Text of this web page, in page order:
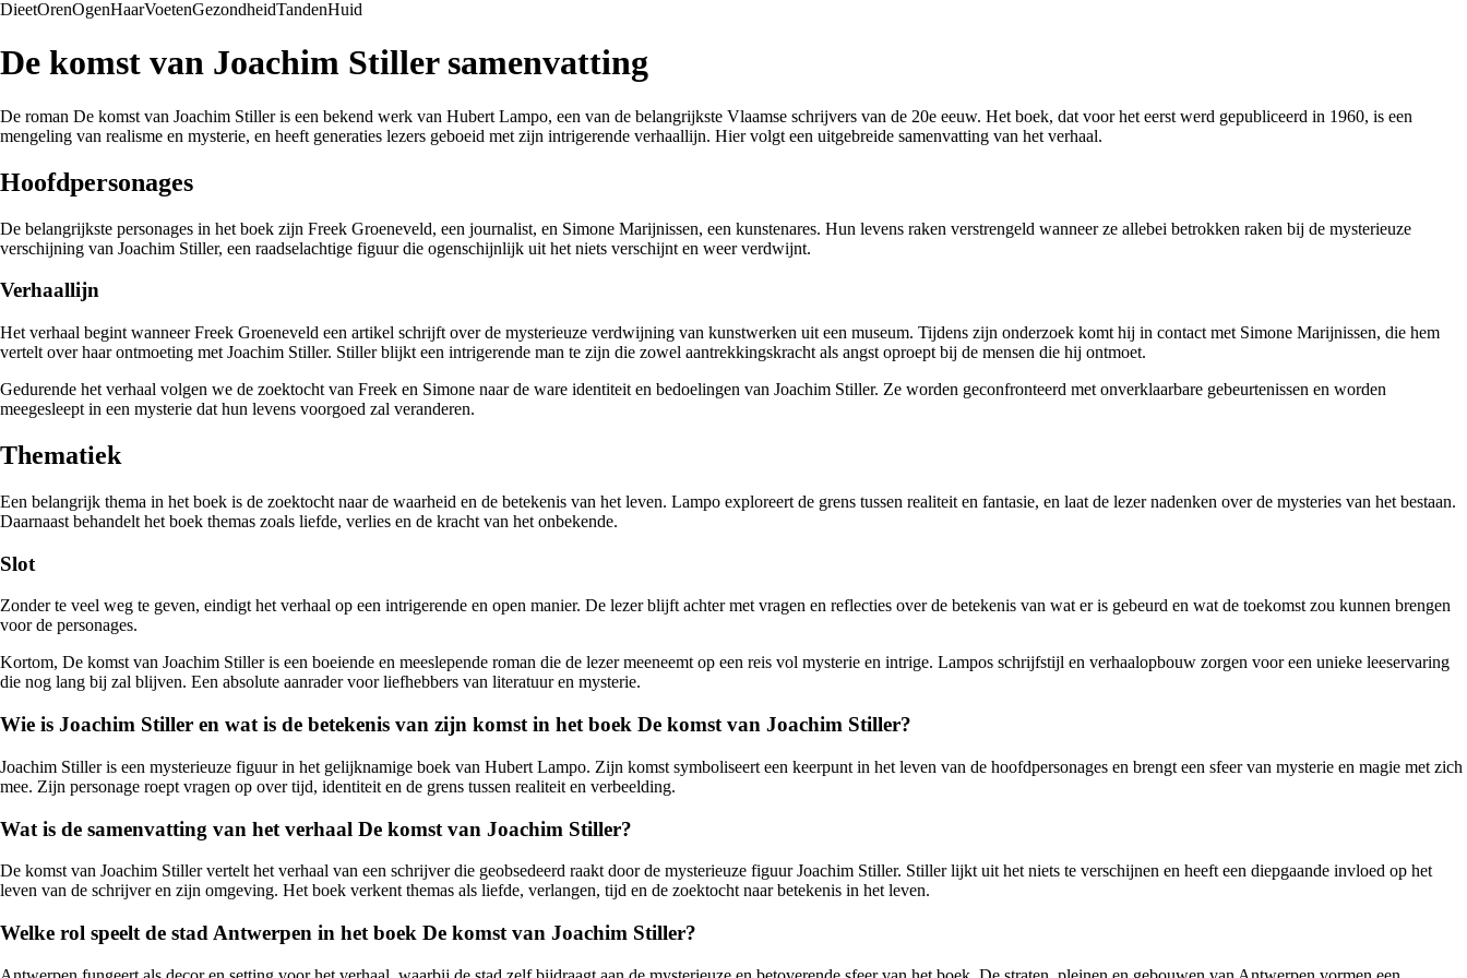
DieetOrenOgenHaarVoetenGezondheidTandenHuid
De komst van Joachim Stiller samenvatting
De roman De komst van Joachim Stiller is een bekend werk van Hubert Lampo, een van de belangrijkste Vlaamse schrijvers van de 20e eeuw. Het boek, dat voor het eerst werd gepubliceerd in 1960, is een
mengeling van realisme en mysterie, en heeft generaties lezers geboeid met zijn intrigerende verhaallijn. Hier volgt een uitgebreide samenvatting van het verhaal.
Hoofdpersonages
De belangrijkste personages in het boek zijn Freek Groeneveld, een journalist, en Simone Marijnissen, een kunstenares. Hun levens raken verstrengeld wanneer ze allebei betrokken raken bij de mysterieuze
verschijning van Joachim Stiller, een raadselachtige figuur die ogenschijnlijk uit het niets verschijnt en weer verdwijnt.
Verhaallijn
Het verhaal begint wanneer Freek Groeneveld een artikel schrijft over de mysterieuze verdwijning van kunstwerken uit een museum. Tijdens zijn onderzoek komt hij in contact met Simone Marijnissen, die hem
vertelt over haar ontmoeting met Joachim Stiller. Stiller blijkt een intrigerende man te zijn die zowel aantrekkingskracht als angst oproept bij de mensen die hij ontmoet.
Gedurende het verhaal volgen we de zoektocht van Freek en Simone naar de ware identiteit en bedoelingen van Joachim Stiller. Ze worden geconfronteerd met onverklaarbare gebeurtenissen en worden
meegesleept in een mysterie dat hun levens voorgoed zal veranderen.
Thematiek
Een belangrijk thema in het boek is de zoektocht naar de waarheid en de betekenis van het leven. Lampo exploreert de grens tussen realiteit en fantasie, en laat de lezer nadenken over de mysteries van het bestaan.
Daarnaast behandelt het boek themas zoals liefde, verlies en de kracht van het onbekende.
Slot
Zonder te veel weg te geven, eindigt het verhaal op een intrigerende en open manier. De lezer blijft achter met vragen en reflecties over de betekenis van wat er is gebeurd en wat de toekomst zou kunnen brengen
voor de personages.
Kortom, De komst van Joachim Stiller is een boeiende en meeslepende roman die de lezer meeneemt op een reis vol mysterie en intrige. Lampos schrijfstijl en verhaalopbouw zorgen voor een unieke leeservaring
die nog lang bij zal blijven. Een absolute aanrader voor liefhebbers van literatuur en mysterie.
Wie is Joachim Stiller en wat is de betekenis van zijn komst in het boek De komst van Joachim Stiller?
Joachim Stiller is een mysterieuze figuur in het gelijknamige boek van Hubert Lampo. Zijn komst symboliseert een keerpunt in het leven van de hoofdpersonages en brengt een sfeer van mysterie en magie met zich
mee. Zijn personage roept vragen op over tijd, identiteit en de grens tussen realiteit en verbeelding.
Wat is de samenvatting van het verhaal De komst van Joachim Stiller?
De komst van Joachim Stiller vertelt het verhaal van een schrijver die geobsedeerd raakt door de mysterieuze figuur Joachim Stiller. Stiller lijkt uit het niets te verschijnen en heeft een diepgaande invloed op het
leven van de schrijver en zijn omgeving. Het boek verkent themas als liefde, verlangen, tijd en de zoektocht naar betekenis in het leven.
Welke rol speelt de stad Antwerpen in het boek De komst van Joachim Stiller?